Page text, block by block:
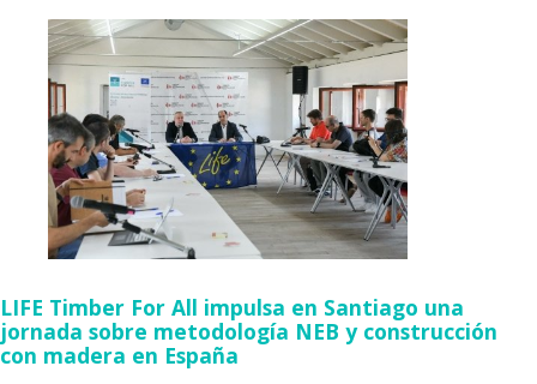
LIFE Timber For All impulsa en Santiago una
jornada sobre metodología NEB y construcción
con madera en España